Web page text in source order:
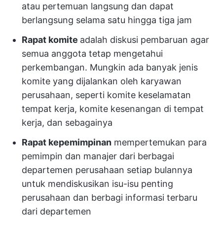
atau pertemuan langsung dan dapat
berlangsung selama satu hingga tiga jam
Rapat komite adalah diskusi pembaruan agar
semua anggota tetap mengetahui
perkembangan. Mungkin ada banyak jenis
komite yang dijalankan oleh karyawan
perusahaan, seperti komite keselamatan
tempat kerja, komite kesenangan di tempat
kerja, dan sebagainya
Rapat kepemimpinan mempertemukan para
pemimpin dan manajer dari berbagai
departemen perusahaan setiap bulannya
untuk mendiskusikan isu-isu penting
perusahaan dan berbagi informasi terbaru
dari departemen